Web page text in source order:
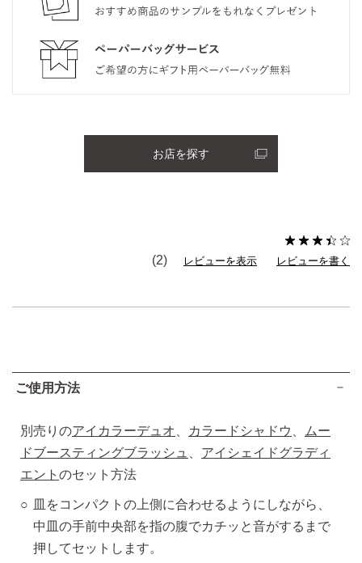
お店を探す
(2) レビューを表示 レビューを書く
ご使用方法
別売りのアイカラーデュオ カラードシャドウ
ムー
ドブースティングブラッシュ
アイシェイドグラディ
エント のセット方法
皿をコンパクトの上側に合わせるようにしながら、
中皿の手前中央部を指の腹でカチッと音がするまで
押してセットします。